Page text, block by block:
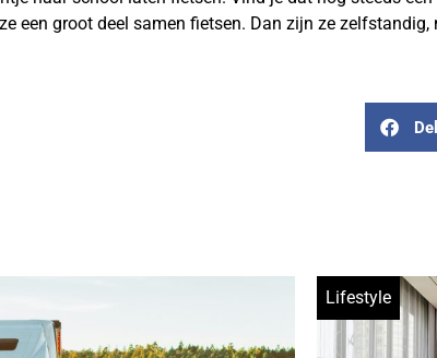
een groot deel samen fietsen. Dan zijn ze zelfstandig,
Lifestyle